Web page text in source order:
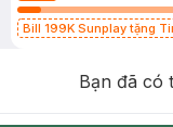
Bill 199K Sunplay tặng
Bạn đã có